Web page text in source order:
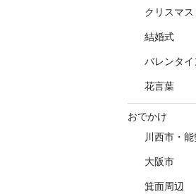
クリスマス
結婚式
バレンタイ
花言葉
おでかけ
川西市・
大阪市
箕面周辺